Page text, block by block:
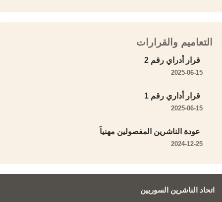
التعاميم والقرارات
قرار أدراي رقم 2
2025-06-15
قرار أداري رقم 1
2025-06-15
عودة الناشرين المفصولين مهنياً
2024-12-25
اتحاد الناشرين السوريين